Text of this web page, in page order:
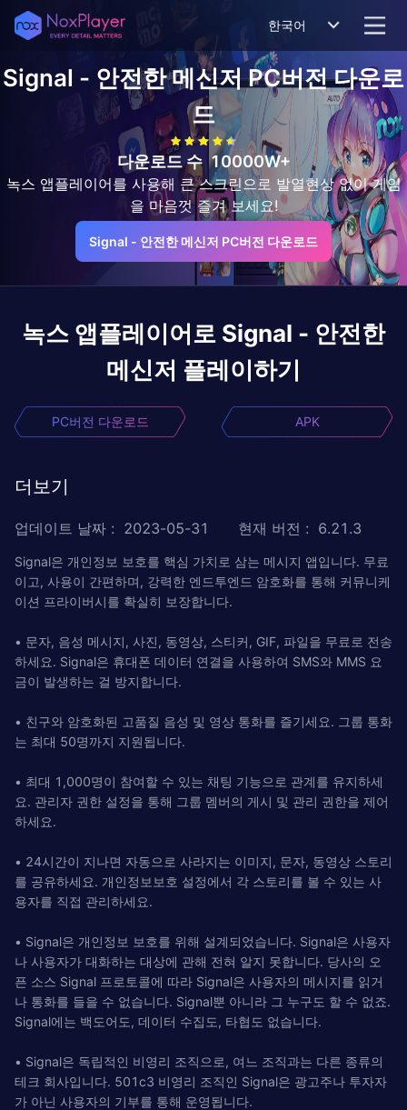
한국어
Signal - 안전한 메신저PC버전 다운로
드
다운로드 수 10000W+
녹스 앱플레이어를 사용해 큰 스크린으로 발열현상 없이 게임
을 마음껏 즐겨 보세요!
Signal - 안전한 메신저 PC버전 다운로드
녹스 앱플레이어로 Signal - 안전한
메신저 플레이하기
PC버전 다운로드 APK
더보기
업데이트 날짜 : 2023-05-31 현재 버전 : 6.21.3
Signal은 개인정보 보호를 핵심 가치로 삼는 메시지 앱입니다. 무료
이고, 사용이 간편하며, 강력한 엔드투엔드 암호화를 통해 커뮤니케
이션 프라이버시를 확실히 보장합니다.
• 문자, 음성 메시지, 사진, 동영상, 스티커, GIF, 파일을 무료로 전송
하세요. Signal은 휴대폰 데이터 연결을 사용하여 SMS와 MMS 요
금이 발생하는 걸 방지합니다.
• 친구와 암호화된 고품질 음성 및 영상 통화를 즐기세요. 그룹 통화
는 최대 50명까지 지원됩니다.
• 최대 1,000명이 참여할 수 있는 채팅 기능으로 관계를 유지하세
요. 관리자 권한 설정을 통해 그룹 멤버의 게시 및 관리 권한을 제어
하세요.
• 24시간이 지나면 자동으로 사라지는 이미지, 문자, 동영상 스토리
를 공유하세요. 개인정보보호 설정에서 각 스토리를 볼 수 있는 사
용자를 직접 관리하세요.
• Signal은 개인정보 보호를 위해 설계되었습니다. Signal은 사용자
나 사용자가 대화하는 대상에 관해 전혀 알지 못합니다. 당사의 오
픈 소스 Signal 프로토콜에 따라 Signal은 사용자의 메시지를 읽거
나 통화를 들을 수 없습니다. Signal뿐 아니라 그 누구도 할 수 없죠.
Signal에는 백도어도, 데이터 수집도, 타협도 없습니다.
• Signal은 독립적인 비영리 조직으로, 여느 조직과는 다른 종류의
테크 회사입니다. 501c3 비영리 조직인 Signal은 광고주나 투자자
가 아닌 사용자의 기부를 통해 운영됩니다.